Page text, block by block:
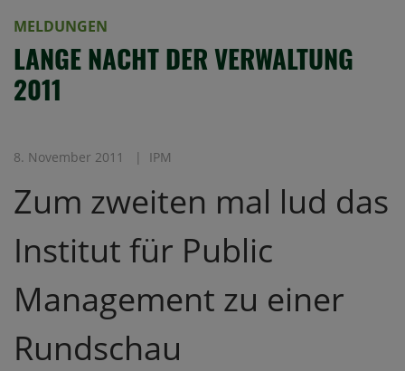
MELDUNGEN
LANGE NACHT DER VERWALTUNG
2011
8. November 2011 IPM
Zum zweiten mal lud das
Institut für Public
Management zu einer
Rundschau